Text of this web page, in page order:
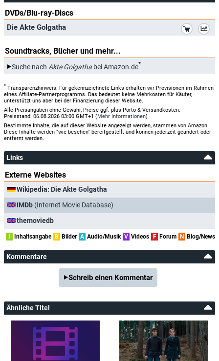
DVDs/Blu-ray-Discs
Die Akte Golgatha
Soundtracks, Bücher und mehr...
Suche nach Akte Golgatha bei Amazon.de*
* Transparenzhinweis: Für gekennzeichnete Links erhalten wir Provisionen im Rahmen
eines Affiliate-Partnerprogramms. Das bedeutet keine Mehrkosten für Käufer,
unterstützt uns aber bei der Finanzierung dieser Website.
Alle Preisangaben ohne Gewähr, Preise ggf. plus Porto & Versandkosten.
Preisstand: 06.08.2026 03:00 GMT+1 (Mehr Informationen)
Bestimmte Inhalte, die auf dieser Website angezeigt werden, stammen von Amazon.
Diese Inhalte werden "wie besehen" bereitgestellt und können jederzeit geändert oder
entfernt werden.
Links
Externe Websites
Wikipedia: Die Akte Golgatha
IMDb (Internet Movie Database)
themoviedb
I Inhaltsangabe B Bilder A Audio/Musik V Videos F Forum N Blog/News
Kommentare
Schreib einen Kommentar
Ähnliche Titel